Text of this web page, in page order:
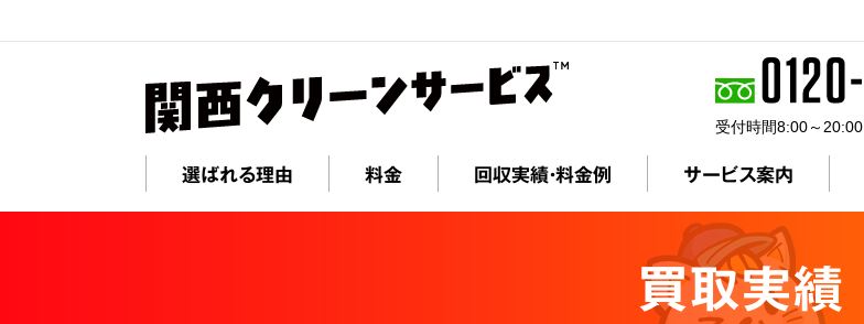
受付時間8:00～20:00
選ばれる理由 料金 回収実績・料金例 サービス案内
買取実績